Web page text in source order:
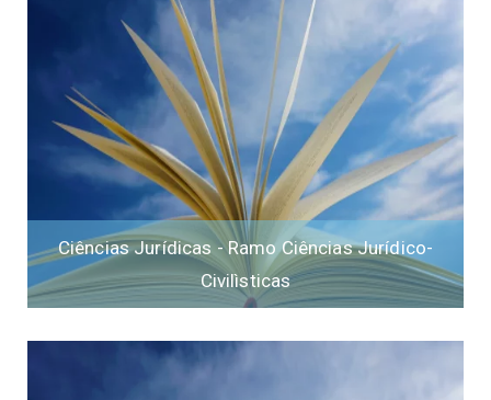
Ciências Jurídicas - Ramo Ciências Jurídico-
Civilìsticas